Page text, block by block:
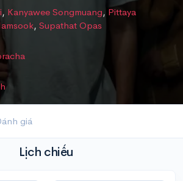
, Kanyawee Songmuang, Pittaya
, Supathat Opas
giá
Lịch chiếu